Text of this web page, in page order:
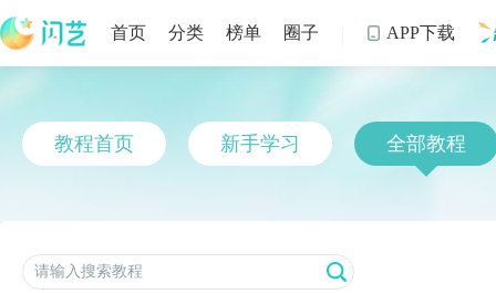
首页 分类 榜单 圈子  APP下载
教程首页 新手学习 全部教程